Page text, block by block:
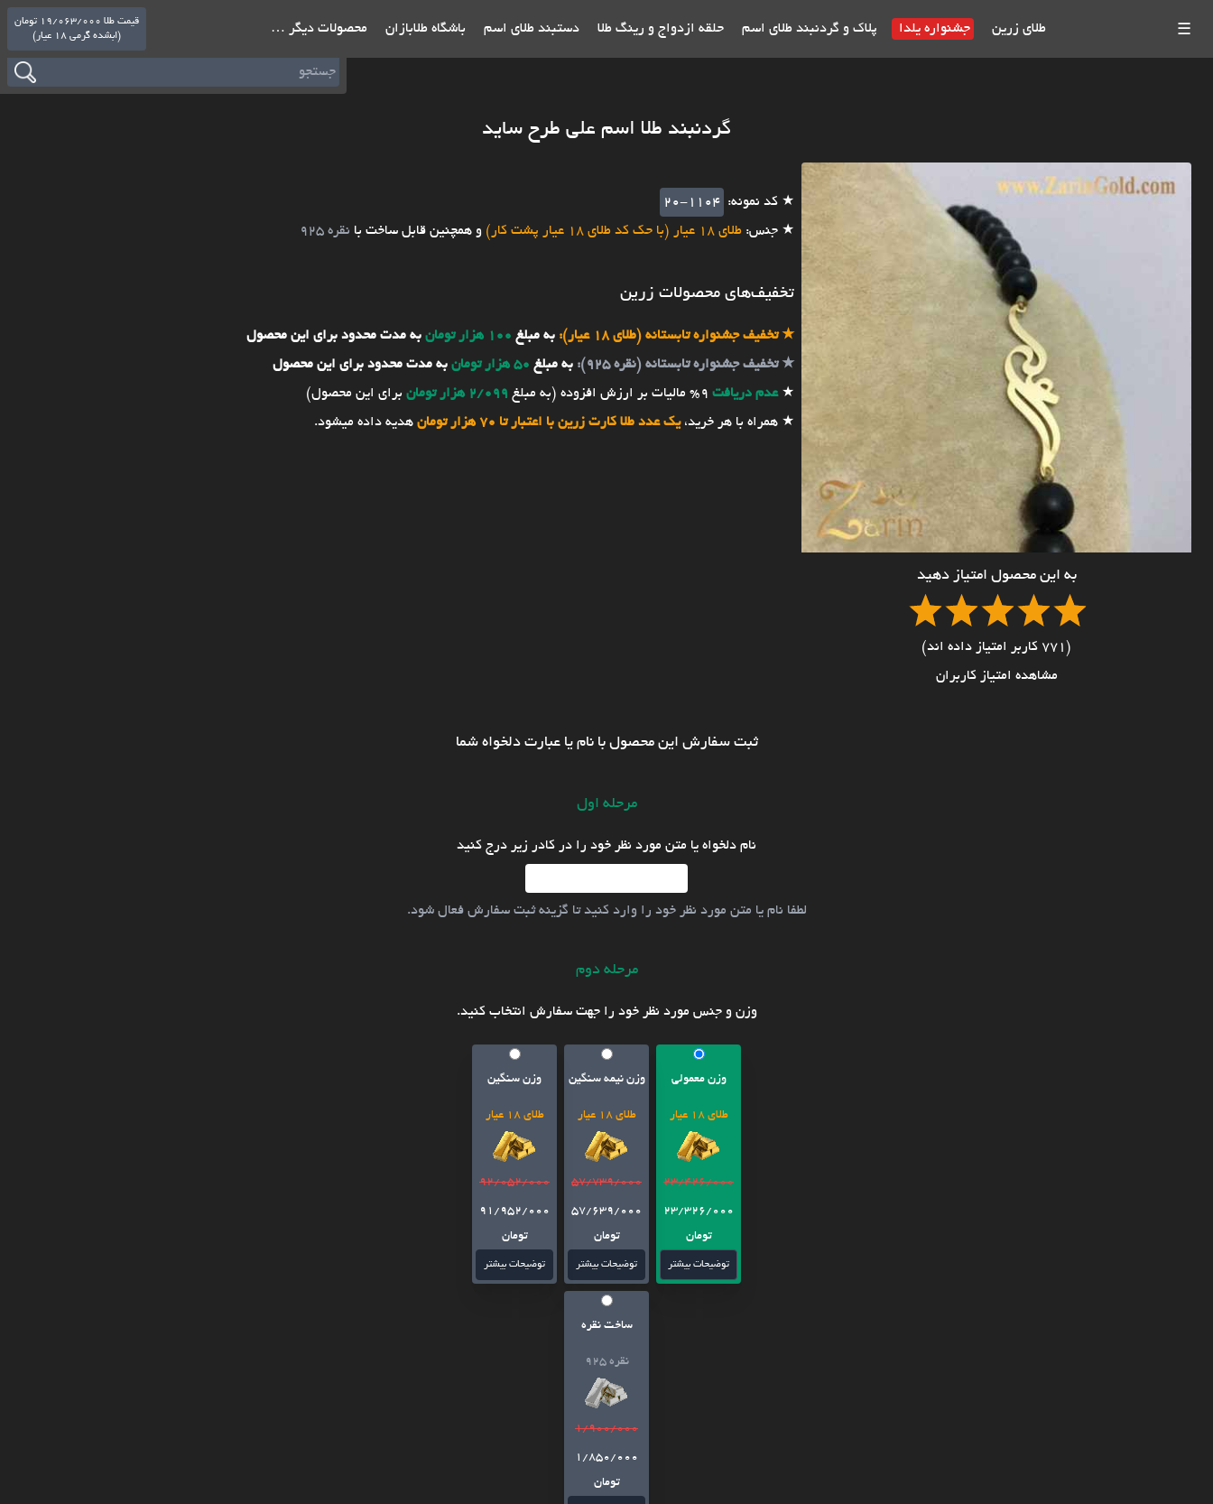
☰ طلای زرین جشنواره یلدا پلاک و گردنبند طلای اسم حلقه ازدواج و رینگ طلا دستبند طلای اسم باشگاه طلابازان محصولات دیگر …
قیمت طلا 19/063/000 تومان
(ابشده گرمی 18 عیار)
گردنبند طلا اسم علی طرح ساید
به این محصول امتیاز دهید
(771 کاربر امتیاز داده اند)
مشاهده امتیاز کاربران
★ کد نمونه: 20-1104
★ جنس: طلای 18 عیار (با حک کد طلای 18 عیار پشت کار) و همچنین قابل ساخت با نقره 925
تخفیف‌های محصولات زرین
★تخفیف جشنواره تابستانه (طلای 18 عیار): به مبلغ 100 هزار تومان
به مدت محدود برای این محصول
★تخفیف جشنواره تابستانه (نقره 925): به مبلغ 50 هزار تومان
به مدت محدود برای این محصول
★عدم دریافت 9% مالیات بر ارزش افزوده (به مبلغ 2/099 هزار تومان
برای این محصول)
★ همراه با هر خرید،یک عدد طلا کارت زرین با اعتبار تا 70 هزار تومان هدیه داده میشود.
ثبت سفارش این محصول با نام یا عبارت دلخواه شما
مرحله اول
نام دلخواه یا متن مورد نظر خود را در کادر زیر درج کنید
لطفا نام یا متن مورد نظر خود را وارد کنید تا گزینه ثبت سفارش فعال شود.
مرحله دوم
وزن و جنس مورد نظر خود را جهت سفارش انتخاب کنید.
وزن معمولی
طلای 18 عیار
23/426/000
23/326/000
تومان
توضیحات بیشتر
وزن نیمه سنگین
طلای 18 عیار
57/739/000
57/639/000
تومان
توضیحات بیشتر
وزن سنگین
طلای 18 عیار
92/052/000
91/952/000
تومان
توضیحات بیشتر
ساخت نقره
نقره 925
1/900/000
1/850/000
تومان